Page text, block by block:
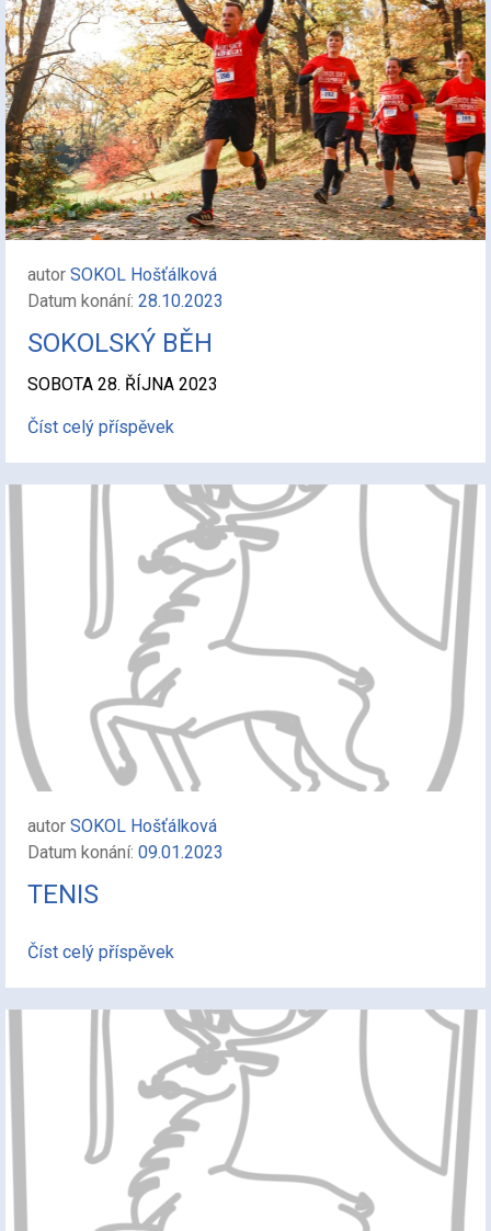
autor SOKOL Hošťálková
Datum konání: 28.10.2023
SOKOLSKÝ BĚH
SOBOTA 28. ŘÍJNA 2023
Číst celý příspěvek
autor SOKOL Hošťálková
Datum konání: 09.01.2023
TENIS
Číst celý příspěvek